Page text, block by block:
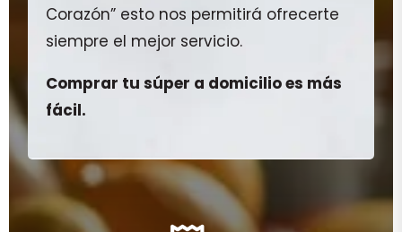
Corazón” esto nos permitirá ofrecerte
siempre el mejor servicio.
Comprar tu súper a domicilio es más
fácil.